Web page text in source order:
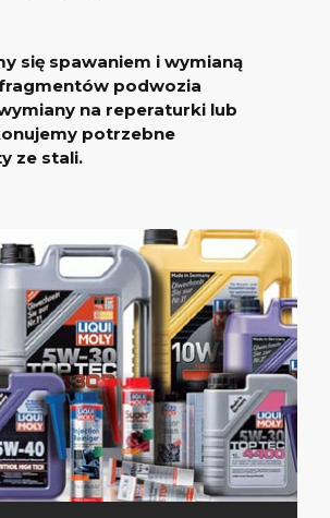
się spawaniem i wymianą
podwozia
na reperaturki lub
potrzebne
ze stali.